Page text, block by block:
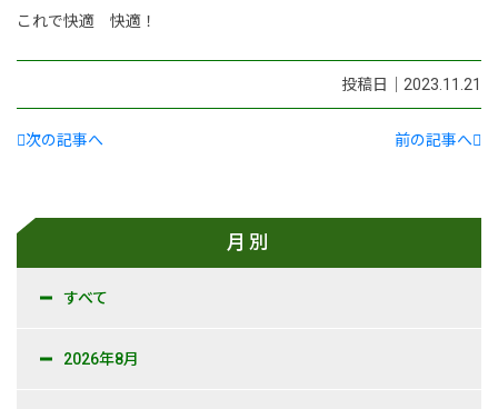
これで快適 快適！
投稿日｜2023.11.21
次の記事へ 前の記事へ
月別
すべて
2026年8月